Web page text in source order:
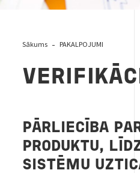
Sākums PAKALPOJUMI
PĀRLIECĪBA
PRODUKTU,
SISTĒMU